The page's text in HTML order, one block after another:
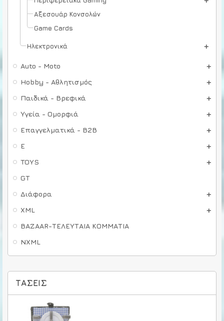
Αξεσουάρ Κονσολών
Game Cards
Ηλεκτρονικά
Auto - Moto
Hobby - Αθλητισμός
Παιδικά - Βρεφικά
Υγεία - Ομορφιά
Επαγγελματικά - B2B
E
TOYS
GT
Διάφορα
XML
BAZAAR-ΤΕΛΕΥΤΑΙΑ ΚΟΜΜΑΤΙΑ
NXML
ΤΆΣΕΙΣ